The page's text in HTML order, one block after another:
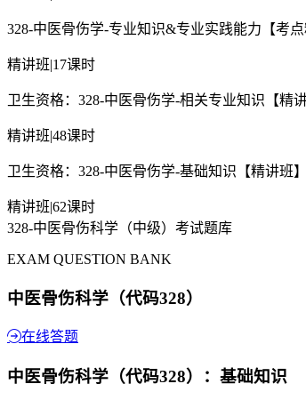
328-中医骨伤学-专业知识&专业实践能力【考
精讲班|17课时
卫生资格：328-中医骨伤学-相关专业知识【精
精讲班|48课时
卫生资格：328-中医骨伤学-基础知识【精讲班
精讲班|62课时
328-中医骨伤科学（中级）考试题库
EXAM QUESTION BANK
中医骨伤科学（代码328）
在线答题
中医骨伤科学（代码328）：基础知识